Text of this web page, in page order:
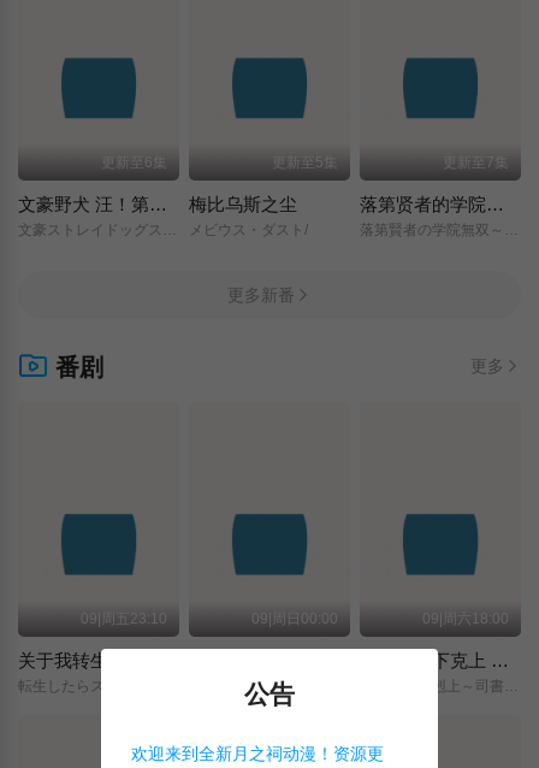
更新至6集
文豪野犬 汪！第二季
文豪ストレイドッグス/わん！２/
更新至5集
梅比乌斯之尘
メビウス・ダスト/
更新至7集
落第贤者的学院无双～第二次转生的S级开外挂魔术师冒险录～
落第賢者の学院無双～二度目の転生、Sランクチート魔術師冒険録～/
更多新番
番剧 更多
09|周五23:10 09|周日00:00 09|周六18:00
小书痴的下克上 〜为了成为图书管理员而不择手段〜 领主的养女
公告
欢迎来到全新月之祠动漫！资源更